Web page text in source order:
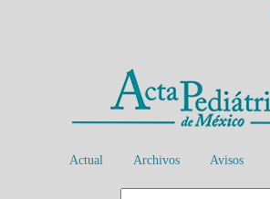
Actual Archivos Avisos